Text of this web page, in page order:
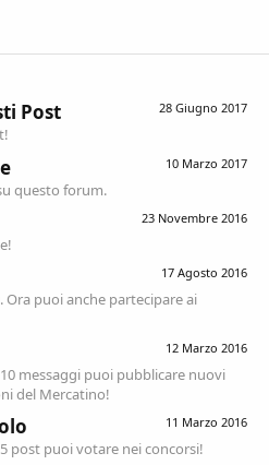
28 Giugno 2017
Post
10 Marzo 2017
questo forum.
23 Novembre 2016
17 Agosto 2016
Ora puoi anche partecipare ai
12 Marzo 2016
messaggi puoi pubblicare nuovi
del Mercatino!
11 Marzo 2016
post puoi votare nei concorsi!